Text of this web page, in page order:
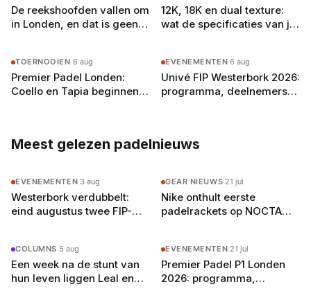
De reekshoofden vallen om
in Londen, en dat is geen
12K, 18K en dual texture:
wat de specificaties van je
TOERNOOIEN·6 aug
Premier Padel Londen:
Coello en Tapia beginnen
EVENEMENTEN·6 aug
Univé FIP Westerbork 2026:
programma, deelnemers
Meest gelezen padelnieuws
EVENEMENTEN·3 aug
Westerbork verdubbelt:
eind augustus twee FIP-
GEAR NIEUWS·21 jul
Nike onthult eerste
padelrackets op NOCTA
COLUMNS·5 aug
Een week na de stunt van
hun leven liggen Leal en
EVENEMENTEN·21 jul
Premier Padel P1 Londen
2026: programma,